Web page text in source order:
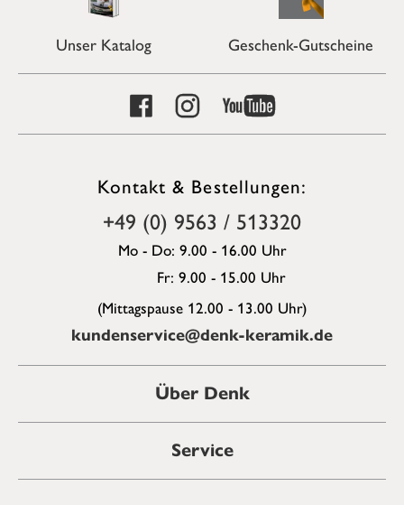
Unser Katalog Geschenk-Gutscheine
Kontakt & Bestellungen:
+49 (0) 9563 / 513320
Mo - Do: 9.00 - 16.00 Uhr
Fr: 9.00 - 15.00 Uhr
(Mittagspause 12.00 - 13.00 Uhr)
kundenservice@denk-keramik.de
Über Denk
Service